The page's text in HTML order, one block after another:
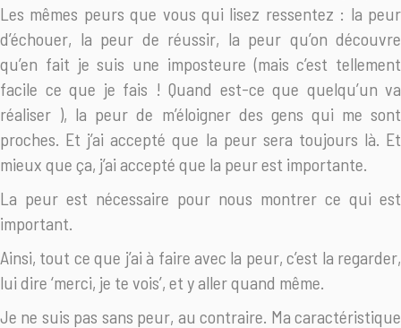
Les mêmes peurs que vous qui lisez ressentez : la peur
d’échouer, la peur de réussir, la peur qu’on découvre
qu’en fait je suis une imposteure (mais c’est tellement
facile ce que je fais ! Quand est-ce que quelqu’un va
réaliser ), la peur de m’éloigner des gens qui me sont
proches. Et j’ai accepté que la peur sera toujours là. Et
mieux que ça, j’ai accepté que la peur est importante.
La peur est nécessaire pour nous montrer ce qui est
important.
Ainsi, tout ce que j’ai à faire avec la peur, c’est la regarder,
lui dire ‘merci, je te vois’, et y aller quand même.
Je ne suis pas sans peur, au contraire. Ma caractéristique